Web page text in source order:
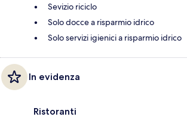
Sevizio riciclo
Solo docce a risparmio idrico
Solo servizi igienici a risparmio idrico
In evidenza
Ristoranti